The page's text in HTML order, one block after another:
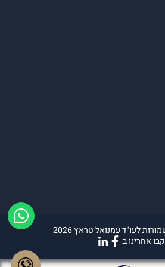
לעו"ד עמנואל טראץ 2026
אחרינו ב: